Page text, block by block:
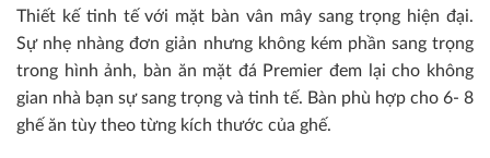
Thiết kế tinh tế với mặt bàn vân mây sang trọng hiện đại.
Sự nhẹ nhàng đơn giản nhưng không kém phần sang trọng
trong hình ảnh, bàn ăn mặt đá Premier đem lại cho không
gian nhà bạn sự sang trọng và tinh tế. Bàn phù hợp cho 6- 8
ghế ăn tùy theo từng kích thước của ghế.